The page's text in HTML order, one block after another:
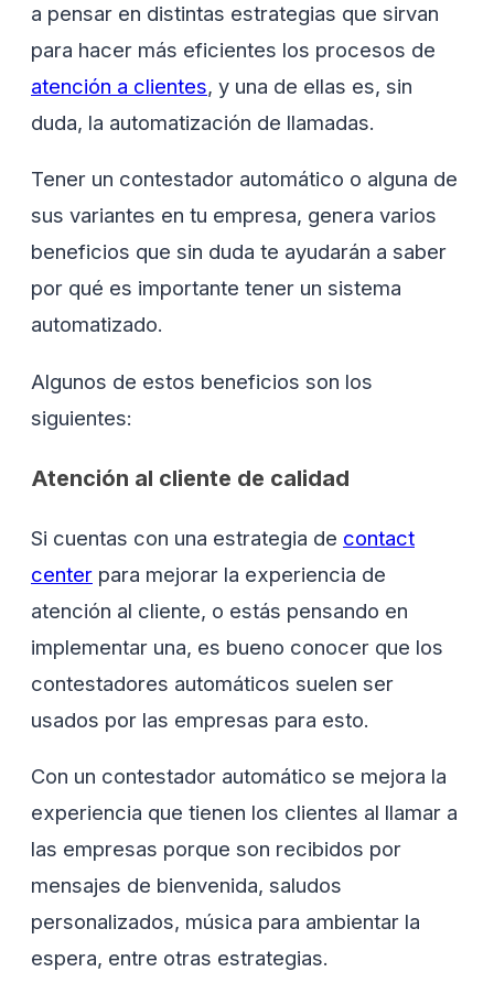
a pensar en distintas estrategias que sirvan
para hacer más eficientes los procesos de
atención a clientes, y una de ellas es, sin
duda, la automatización de llamadas.
Tener un contestador automático o alguna de
sus variantes en tu empresa, genera varios
beneficios que sin duda te ayudarán a saber
por qué es importante tener un sistema
automatizado.
Algunos de estos beneficios son los
siguientes:
Atención al cliente de calidad
Si cuentas con una estrategia de contact
center para mejorar la experiencia de
atención al cliente, o estás pensando en
implementar una, es bueno conocer que los
contestadores automáticos suelen ser
usados por las empresas para esto.
Con un contestador automático se mejora la
experiencia que tienen los clientes al llamar a
las empresas porque son recibidos por
mensajes de bienvenida, saludos
personalizados, música para ambientar la
espera, entre otras estrategias.